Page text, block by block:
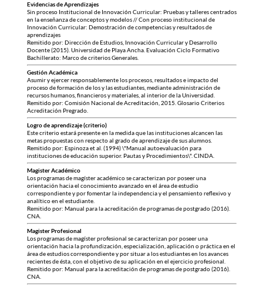
Evidencias de Aprendizajes
Sin proceso Institucional de Innovación Curricular: Pruebas y talleres centrados
en la enseñanza de conceptos y modelos // Con proceso institucional de
Innovación Curricular: Demostración de competencias y resultados de
aprendizajes
Remitido por: Dirección de Estudios, Innovación Curricular y Desarrollo
Docente (2015). Universidad de Playa Ancha. Evaluación Ciclo Formativo
Bachillerato: Marco de criterios Generales.
Gestión Académica
Asumir y ejercer responsablemente los procesos, resultados e impacto del
proceso de formación de los y las estudiantes, mediante administración de
recursos humanos, financieros y materiales, al interior de la Universidad.
Remitido por: Comisión Nacional de Acreditación, 2015. Glosario Criterios
Acreditación Pregrado.
Logro de aprendizaje (criterio)
Este criterio estará presente en la medida que las instituciones alcancen las
metas propuestas con respecto al grado de aprendizaje de sus alumnos.
Remitido por: Espinoza et al. (1994) \"Manual autoevaluación para
instituciones de educación superior. Pautas y Procedimientos\". CINDA.
Magister Académico
Los programas de magíster académico se caracterizan por poseer una
orientación hacia el conocimiento avanzado en el área de estudio
correspondiente y por fomentar la independencia y el pensamiento reflexivo y
analítico en el estudiante.
Remitido por: Manual para la acreditación de programas de postgrado (2016).
CNA.
Magister Profesional
Los programas de magíster profesional se caracterizan por poseer una
orientación hacia la profundización, especialización, aplicación o práctica en el
área de estudios correspondiente y por situar a los estudiantes en los avances
recientes de ésta, con el objetivo de su aplicación en el ejercicio profesional.
Remitido por: Manual para la acreditación de programas de postgrado (2016).
CNA.